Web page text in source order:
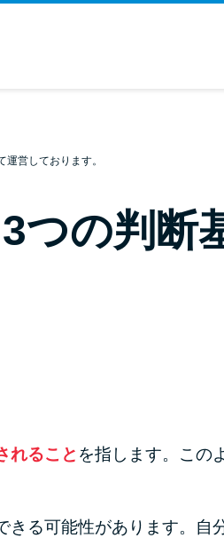
総合人気ランキング
とにかくすぐ借りたい方向け
バレずに借りたい方向け
集ページ
営しております。
つの判断
れること を指します。この
きる可能性があります。自